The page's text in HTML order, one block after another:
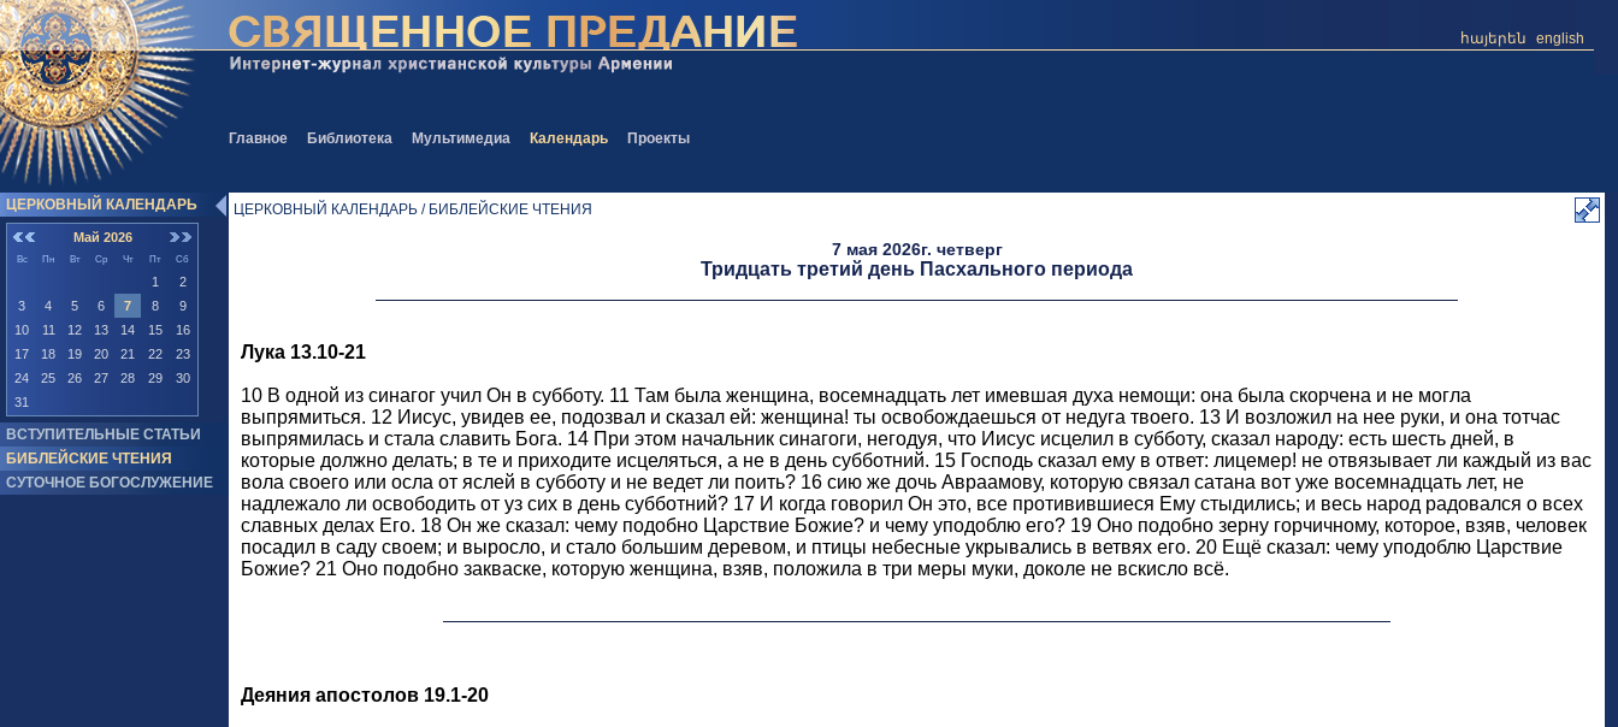
Главное Библиотека Мультимедиа Календарь Проекты
հայերեն english
ЦЕРКОВНЫЙ КАЛЕНДАРЬ
Май 2026
Вс Пн Вт Ср Чт Пт Сб
1
2
3
4 5 6 7 8
9
10
11 12 13 14 15
16
17
18 19 20 21 22
23
24
25 26 27 28 29
30
31
ВСТУПИТЕЛЬНЫЕ СТАТЬИ
БИБЛЕЙСКИЕ ЧТЕНИЯ
СУТОЧНОЕ БОГОСЛУЖЕНИЕ
ЦЕРКОВНЫЙ КАЛЕНДАРЬ / БИБЛЕЙСКИЕ ЧТЕНИЯ
7 мая 2026г. четверг
Тридцать третий день Пасхального периода
Лука 13.10-21
10 В одной из синагог учил Он в субботу. 11 Там была женщина, восемнадцать лет имевшая духа немощи: она была скорчена и не могла
выпрямиться. 12 Иисус, увидев ее, подозвал и сказал ей: женщина! ты освобождаешься от недуга твоего. 13 И возложил на нее руки, и она тотчас
выпрямилась и стала славить Бога. 14 При этом начальник синагоги, негодуя, что Иисус исцелил в субботу, сказал народу: есть шесть дней, в
которые должно делать; в те и приходите исцеляться, а не в день субботний. 15 Господь сказал ему в ответ: лицемер! не отвязывает ли каждый из вас
вола своего или осла от яслей в субботу и не ведет ли поить? 16 сию же дочь Авраамову, которую связал сатана вот уже восемнадцать лет, не
надлежало ли освободить от уз сих в день субботний? 17 И когда говорил Он это, все противившиеся Ему стыдились; и весь народ радовался о всех
славных делах Его. 18 Он же сказал: чему подобно Царствие Божие? и чему уподоблю его? 19 Оно подобно зерну горчичному, которое, взяв, человек
посадил в саду своем; и выросло, и стало большим деревом, и птицы небесные укрывались в ветвях его. 20 Ещё сказал: чему уподоблю Царствие
Божие? 21 Оно подобно закваске, которую женщина, взяв, положила в три меры муки, доколе не вскисло всё.
Деяния апостолов 19.1-20